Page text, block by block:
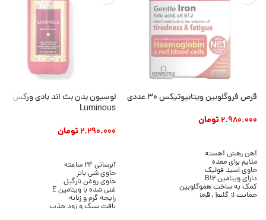
قرص فروگلوبین ویتابیوتیکس ۳۰ عددی
2.980.000تومان
آهن رهش آهسته
ملایم برای معده
حاوی اسید فولیک
دارای ویتامین B12
کمک به ساخت هموگلوبین
حمایت از گلبول قرمز
Luminous
2.290.000تومان
آبرسانی 24 ساعته
حاوی شی باتر
حاوی روغن نارگیل
غنی شده با ویتامین E
رایحه گرم و زنانه
بافت سبک و زود جذب